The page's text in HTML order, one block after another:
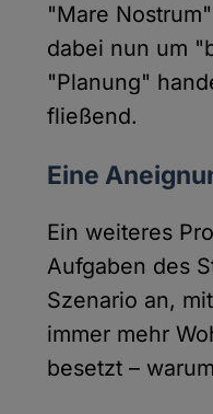
"Mare
dabei nun um
"Planung"
fließend.
Eine
Ein weiteres
Aufgaben des
Szenario an,
immer mehr
besetzt –